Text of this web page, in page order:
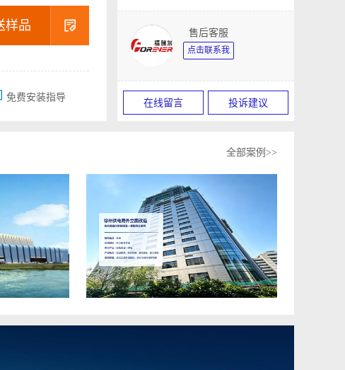
售后客服
点击联系我
在线留言 投诉建议
样品 
免费安装指导
全部案例>>